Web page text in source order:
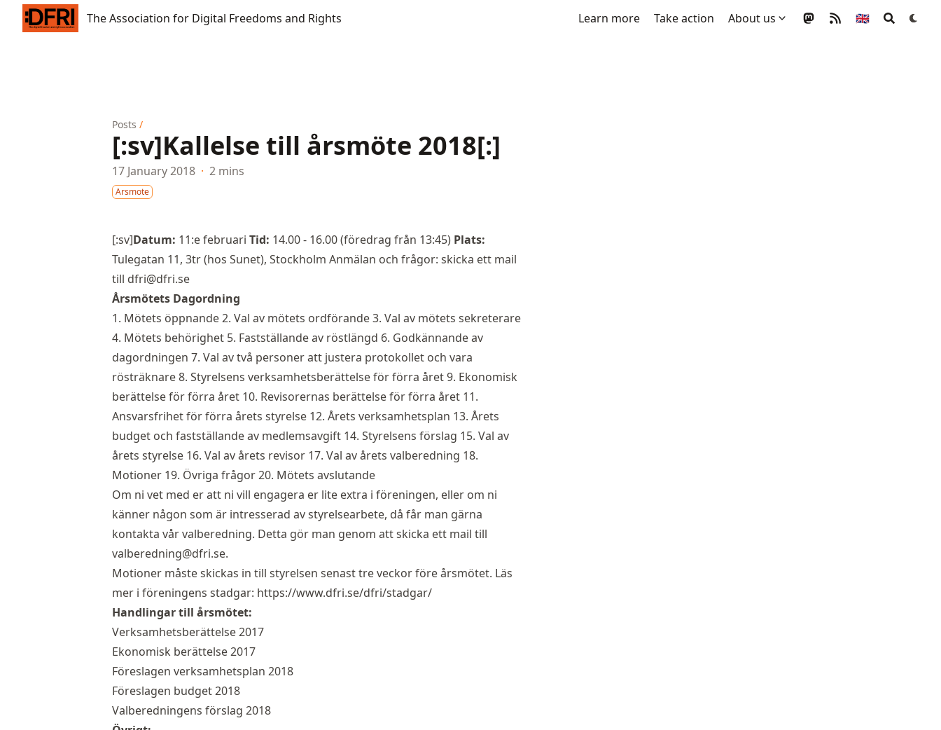
The Association for Digital Freedoms and Rights
The Association for Digital Freedoms and Rights Learn more Take action About us 🇬🇧
Posts /
[:sv]Kallelse till årsmöte 2018[:]
17 January 2018 · 2 mins
Arsmote
[:sv]Datum: 11:e februari Tid: 14.00 - 16.00 (föredrag från 13:45) Plats:
Tulegatan 11, 3tr (hos Sunet), Stockholm Anmälan och frågor: skicka ett mail
till dfri@dfri.se
Årsmötets Dagordning
1. Mötets öppnande 2. Val av mötets ordförande 3. Val av mötets sekreterare
4. Mötets behörighet 5. Fastställande av röstlängd 6. Godkännande av
dagordningen 7. Val av två personer att justera protokollet och vara
rösträknare 8. Styrelsens verksamhetsberättelse för förra året 9. Ekonomisk
berättelse för förra året 10. Revisorernas berättelse för förra året 11.
Ansvarsfrihet för förra årets styrelse 12. Årets verksamhetsplan 13. Årets
budget och fastställande av medlemsavgift 14. Styrelsens förslag 15. Val av
årets styrelse 16. Val av årets revisor 17. Val av årets valberedning 18.
Motioner 19. Övriga frågor 20. Mötets avslutande
Om ni vet med er att ni vill engagera er lite extra i föreningen, eller om ni
känner någon som är intresserad av styrelsearbete, då får man gärna
kontakta vår valberedning. Detta gör man genom att skicka ett mail till
valberedning@dfri.se.
Motioner måste skickas in till styrelsen senast tre veckor före årsmötet. Läs
mer i föreningens stadgar: https://www.dfri.se/dfri/stadgar/
Handlingar till årsmötet:
Verksamhetsberättelse 2017
Ekonomisk berättelse 2017
Föreslagen verksamhetsplan 2018
Föreslagen budget 2018
Valberedningens förslag 2018